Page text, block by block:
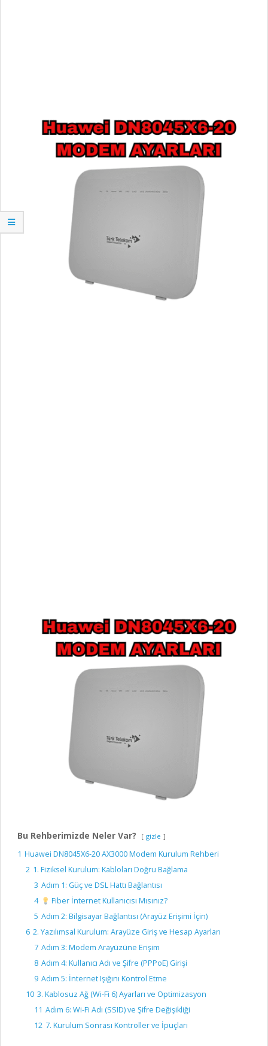
Bu Rehberimizde Neler Var? gizle
1 Huawei DN8045X6-20 AX3000 Modem Kurulum Rehberi
2 1. Fiziksel Kurulum: Kabloları Doğru Bağlama
3 Adım 1: Güç ve DSL Hattı Bağlantısı
4
Fiber İnternet Kullanıcısı Mısınız?
5 Adım 2: Bilgisayar Bağlantısı (Arayüz Erişimi İçin)
6 2. Yazılımsal Kurulum: Arayüze Giriş ve Hesap Ayarları
7 Adım 3: Modem Arayüzüne Erişim
8 Adım 4: Kullanıcı Adı ve Şifre (PPPoE) Girişi
9 Adım 5: İnternet Işığını Kontrol Etme
10 3. Kablosuz Ağ (Wi-Fi 6) Ayarları ve Optimizasyon
11 Adım 6: Wi-Fi Adı (SSID) ve Şifre Değişikliği
12 7. Kurulum Sonrası Kontroller ve İpuçları